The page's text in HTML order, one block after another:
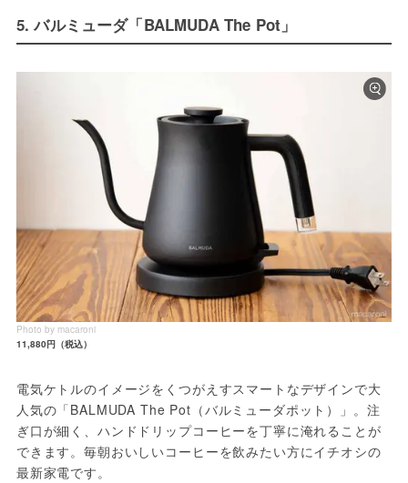
5. バルミューダ「BALMUDA The Pot」
Photo by macaroni
11,880円（税込）
電気ケトルのイメージをくつがえすスマートなデザインで大
人気の「BALMUDA The Pot（バルミューダポット）」。注
ぎ口が細く、ハンドドリップコーヒーを丁寧に淹れることが
できます。毎朝おいしいコーヒーを飲みたい方にイチオシの
最新家電です。